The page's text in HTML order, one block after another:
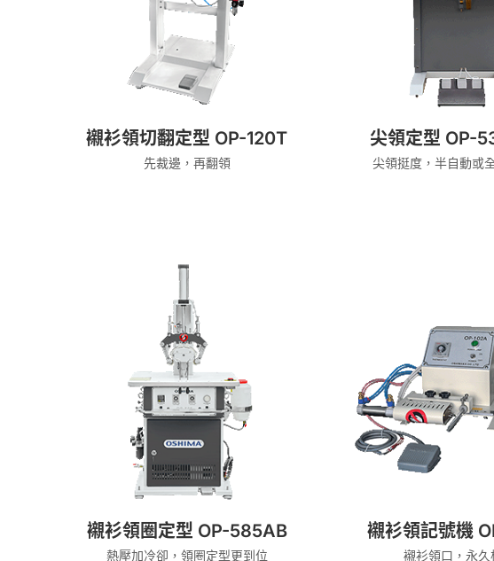
襯衫領切翻定型 OP-120T
先裁邊，再翻領
尖領定型 OP-
尖領挺度，半自動或
襯衫領圈定型 OP-585AB
熱壓加冷卻，領圈定型更到位
襯衫領記號機
襯衫領口，永久